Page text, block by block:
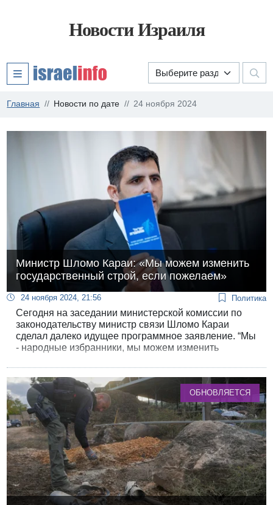
Новости Израиля
Главная Новости по дате 24 ноября 2024
Министр Шломо Караи: «Мы можем изменить
государственный строй, если пожелаем»
24 ноября 2024, 21:56 Политика
Сегодня на заседании министерской комиссии по
законодательству министр связи Шломо Караи
сделал далеко идущее программное заявление. “Мы
- народные избранники, мы можем изменить
декларировал министр.
ОБНОВЛЯЕТСЯ